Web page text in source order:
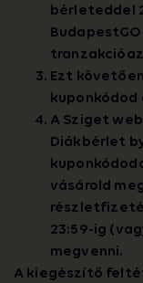
bérleteddel
Ezt
kuponkódod
A Sziget
Diákbérlet
vásárold
23:59-ig
megvenni.
A kiegészítő